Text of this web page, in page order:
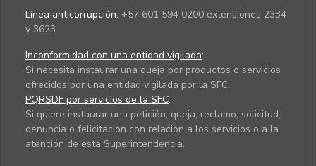
Línea anticorrupción: +57 601 594 0200 extensiones 2334
y 3623
Inconformidad con una entidad vigilada:
Si necesita instaurar una queja por productos o servicios
ofrecidos por una entidad vigilada por la SFC.
PQRSDF por servicios de la SFC:
Si quiere instaurar una petición, queja, reclamo, solicitud,
denuncia o felicitación con relación a los servicios o a la
atención de esta Superintendencia.